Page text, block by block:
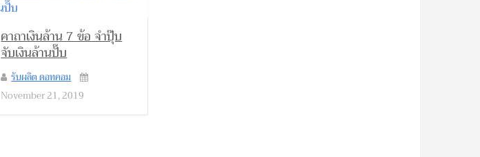
คาถาเงินล้าน 7 ข้อ จำปุ๊บ
จับเงินล้านปั๊บ
รับผลิต ดอทคอม
November 21, 2019